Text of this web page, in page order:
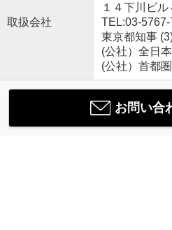
取扱会社
１４下川ビル
TEL:03-
東京都知事
(公社）全日
(公社）首都
お問い合